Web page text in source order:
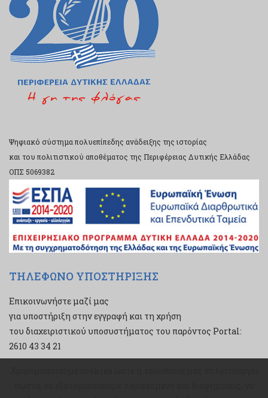
Ψηφιακό σύστημα πολυεπίπεδης ανάδειξης της ιστορίας
και του πολιτιστικού αποθέματος της Περιφέρειας Δυτικής Ελλάδας
ΟΠΣ 5069382
ΤΗΛΕΦΩΝΟ ΥΠΟΣΤΗΡΙΞΗΣ
Επικοινωνήστε μαζί μας
για υποστήριξη στην εγγραφή και τη χρήση
του διαχειριστικού υποσυστήματος του παρόντος Portal:
2610 43 34 21